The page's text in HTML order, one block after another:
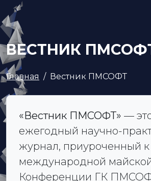
ВЕСТНИК
Главная Вестник ПМСОФТ
«Вестник ПМСОФТ» —
ежегодный научно-
журнал, приуроченный к
международной
Конференции ГК